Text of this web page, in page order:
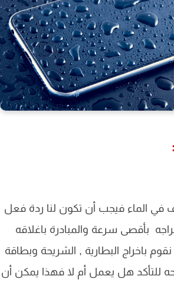
الماء فيجب أن تكون لنا ردة فعل
بأقصى سرعة والمبادرة باغلاقه
باخراج البطارية , الشريحة وبطاقة
للتأكد هل يعمل أم لا فهذا يمكن أن